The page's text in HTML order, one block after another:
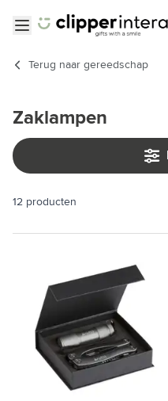
Terug naar gereedschap
Zaklampen
12 producten